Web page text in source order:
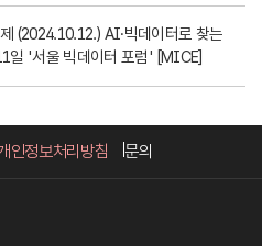
(2024.10.12.) AI·빅데이터로 찾는
일 '서울 빅데이터 포럼' [MICE]
인정보처리방침 문의